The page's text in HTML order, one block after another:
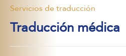
Servicios de traducción
Traducción médica